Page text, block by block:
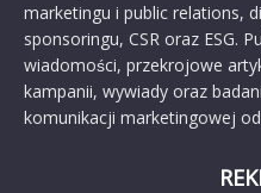
marketingu i public relations,
sponsoringu, CSR oraz ESG.
wiadomości, przekrojowe
kampanii, wywiady oraz
komunikacji marketingowej